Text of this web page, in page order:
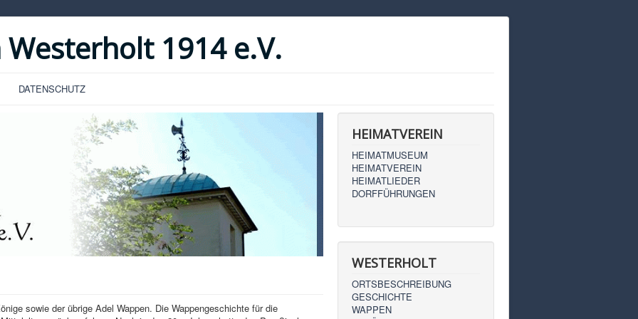
1914 e.V.
DATENSCHUTZ
sowie der übrige Adel Wappen. Die Wappengeschichte für die
HEIMATVEREIN
HEIMATMUSEUM
HEIMATVEREIN
HEIMATLIEDER
DORFFÜHRUNGEN
WESTERHOLT
ORTSBESCHREIBUNG
GESCHICHTE
WAPPEN